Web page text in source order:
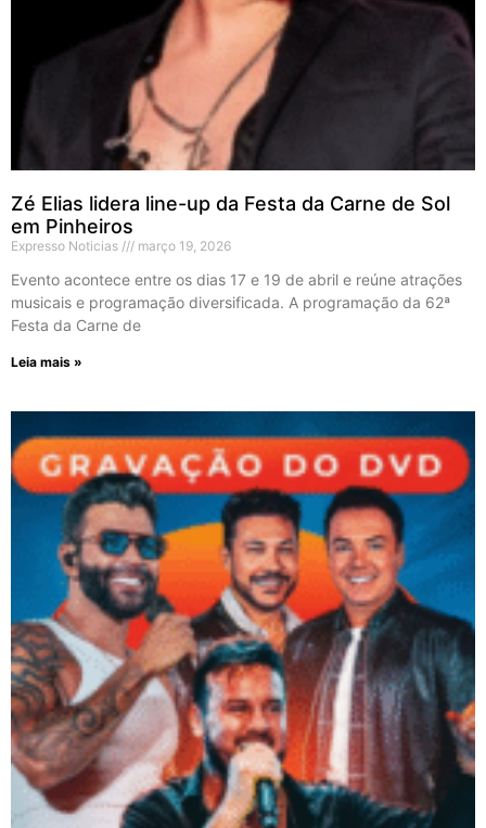
Zé Elias lidera line-up da Festa da Carne de Sol
em Pinheiros
Expresso Noticias março 19, 2026
Evento acontece entre os dias 17 e 19 de abril e reúne atrações
musicais e programação diversificada. A programação da 62ª
Festa da Carne de
Leia mais »